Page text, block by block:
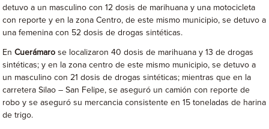
detuvo a un masculino con 12 dosis de marihuana y una motocicleta
con reporte y en la zona Centro, de este mismo municipio, se detuvo a
una femenina con 52 dosis de drogas sintéticas.
EnCuerámaro se localizaron 40 dosis de marihuana y 13 de drogas
sintéticas; y en la zona centro de este mismo municipio, se detuvo a
un masculino con 21 dosis de drogas sintéticas; mientras que en la
carretera Silao – San Felipe, se aseguró un camión con reporte de
robo y se aseguró su mercancia consistente en 15 toneladas de harina
de trigo.